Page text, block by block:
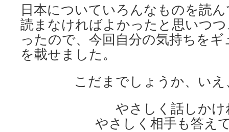
日本についていろんなものを読
読まなければよかったと思いつ
ったので、今回自分の気持ちを
を載せました。
こだまでしょうか、い
やさしく話しかけ
やさしく相手も答え